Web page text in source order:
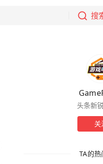
搜
头条新
关
TA的